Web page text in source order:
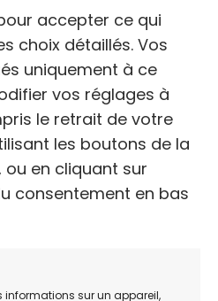
accepter ce qui
choix détaillés. Vos
uniquement à ce
vos réglages à
le retrait de votre
les boutons de la
en cliquant sur
consentement en bas
sur un appareil,
abandonnés,
ponctuellement des aides
difficulté vers des
ce contenu